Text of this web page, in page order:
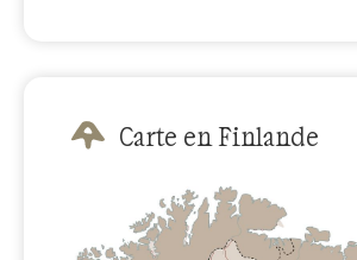
Carte en Finlande